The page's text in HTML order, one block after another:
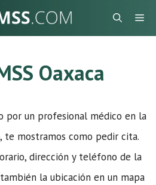
Oaxaca
por un profesional médico en la
, te mostramos como pedir cita.
dirección y teléfono de la
la ubicación en un mapa